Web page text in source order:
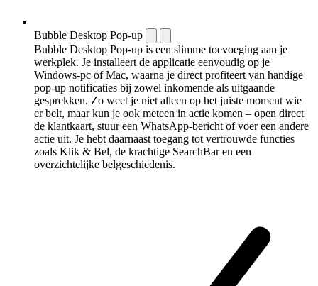
Bubble Desktop Pop-up
Bubble Desktop Pop-up is een slimme toevoeging aan je
werkplek. Je installeert de applicatie eenvoudig op je
Windows-pc of Mac, waarna je direct profiteert van handige
pop-up notificaties bij zowel inkomende als uitgaande
gesprekken. Zo weet je niet alleen op het juiste moment wie
er belt, maar kun je ook meteen in actie komen – open direct
de klantkaart, stuur een WhatsApp-bericht of voer een andere
actie uit. Je hebt daarnaast toegang tot vertrouwde functies
zoals Klik & Bel, de krachtige SearchBar en een
overzichtelijke belgeschiedenis.